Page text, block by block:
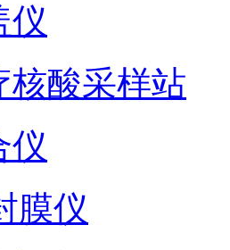
仪
核酸采样站
仪
膜仪